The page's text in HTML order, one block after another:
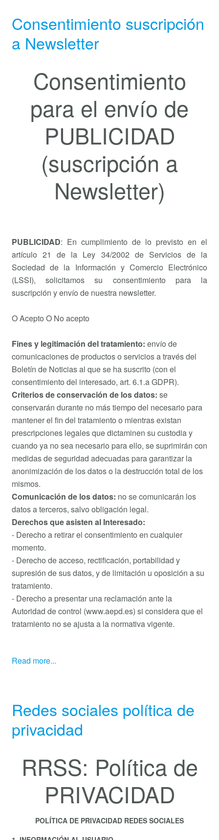
Consentimiento suscripción
a Newsletter
Consentimiento
para el envío de
PUBLICIDAD
(suscripción a
Newsletter)
PUBLICIDAD: En cumplimiento de lo previsto en el
artículo 21 de la Ley 34/2002 de Servicios de la
Sociedad de la Información y Comercio Electrónico
(LSSI), solicitamos su consentimiento para la
suscripción y envío de nuestra newsletter.
O Acepto O No acepto
Fines y legitimación del tratamiento: envío de
comunicaciones de productos o servicios a través del
Boletín de Noticias al que se ha suscrito (con el
consentimiento del interesado, art. 6.1.a GDPR).
Criterios de conservación de los datos: se
conservarán durante no más tiempo del necesario para
mantener el fin del tratamiento o mientras existan
prescripciones legales que dictaminen su custodia y
cuando ya no sea necesario para ello, se suprimirán con
medidas de seguridad adecuadas para garantizar la
anonimización de los datos o la destrucción total de los
mismos.
Comunicación de los datos: no se comunicarán los
datos a terceros, salvo obligación legal.
Derechos que asisten al Interesado:
- Derecho a retirar el consentimiento en cualquier
momento.
- Derecho de acceso, rectificación, portabilidad y
supresión de sus datos, y de limitación u oposición a su
tratamiento.
- Derecho a presentar una reclamación ante la
Autoridad de control (www.aepd.es) si considera que el
tratamiento no se ajusta a la normativa vigente.
Read more...
Redes sociales política de
privacidad
RRSS: Política de
PRIVACIDAD
POLÍTICA DE PRIVACIDAD REDES SOCIALES